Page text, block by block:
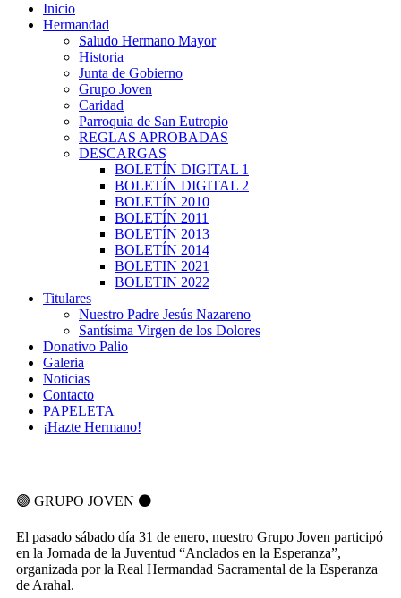
Inicio
Hermandad
Saludo Hermano Mayor
Historia
Junta de Gobierno
Grupo Joven
Caridad
Parroquia de San Eutropio
REGLAS APROBADAS
DESCARGAS
BOLETÍN DIGITAL 1
BOLETÍN DIGITAL 2
BOLETÍN 2010
BOLETÍN 2011
BOLETÍN 2013
BOLETÍN 2014
BOLETIN 2021
BOLETIN 2022
Titulares
Nuestro Padre Jesús Nazareno
Santísima Virgen de los Dolores
Donativo Palio
Galeria
Noticias
Contacto
PAPELETA
¡Hazte Hermano!
🟣 GRUPO JOVEN ⚫️
El pasado sábado día 31 de enero, nuestro Grupo Joven participó
en la Jornada de la Juventud “Anclados en la Esperanza”,
organizada por la Real Hermandad Sacramental de la Esperanza
de Arahal.